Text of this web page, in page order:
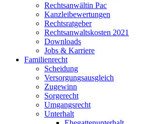
Rechtsanwältin Pac
Kanzleibewertungen
Rechtsratgeber
Rechtsanwaltskosten 2021
Downloads
Jobs & Karriere
Familienrecht
Scheidung
Versorgungsausgleich
Zugewinn
Sorgerecht
Umgangsrecht
Unterhalt